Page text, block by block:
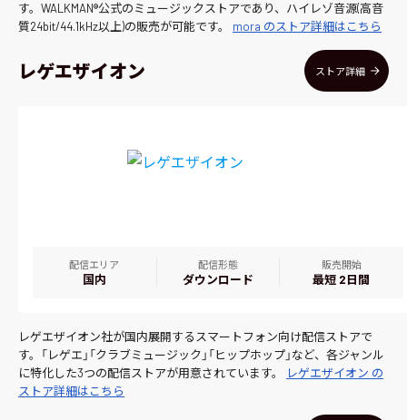
す。WALKMAN®公式のミュージックストアであり、ハイレゾ音源(高音
質24bit/44.1kHz以上)の販売が可能です。 mora のストア詳細はこちら
レゲエザイオン ストア詳細
配信エリア
国内
配信形態
ダウンロード
販売開始
最短 2日間
レゲエザイオン社が国内展開するスマートフォン向け配信ストアで
す。「レゲエ」「クラブミュージック」「ヒップホップ」など、各ジャンル
に特化した3つの配信ストアが用意されています。
レゲエザイオン の
ストア詳細はこちら